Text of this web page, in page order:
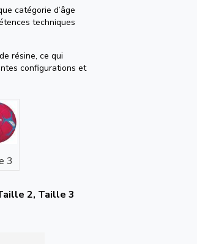
catégorie d’âge
techniques
résine, ce qui
configurations et
3
2, Taille 3